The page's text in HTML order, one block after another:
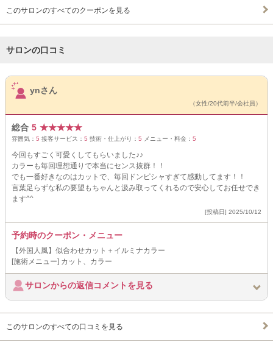
このサロンのすべてのクーポンを見る
サロンの口コミ
サロンPick Up
ynさん
（女性/20代前半/会社員）
総合 5 ★★★★★
雰囲気： 5 接客サービス： 5 技術・仕上がり： 5 メニュー・料金： 5
今回もすごく可愛くしてもらいました♪♪
カラーも毎回理想通りで本当にセンス抜群！！
でも一番好きなのはカットで、毎回ドンピシャすぎて感動してます！！
言葉足らずな私の要望もちゃんと汲み取ってくれるので安心してお任せでき
ます^^
[投稿日] 2025/10/12
予約時のクーポン・メニュー
【外国人風】似合わせカット＋イルミナカラー
[施術メニュー] カット、カラー
サロンからの返信コメントを見る
このサロンのすべての口コミを見る